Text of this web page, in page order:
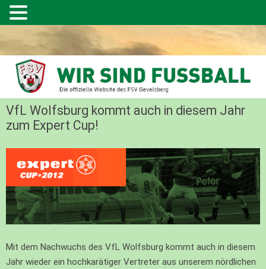
VfL Wolfsburg kommt auch in diesem Jahr
zum Expert Cup!
Mit dem Nachwuchs des VfL Wolfsburg kommt auch in diesem
Jahr wieder ein hochkarätiger Vertreter aus unserem nördlichen